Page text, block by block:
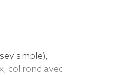
simple),
col rond avec